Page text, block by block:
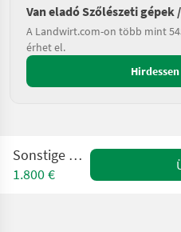
Van eladó Szőlészeti gépek
A Landwirt.com-on több mint
érhet el.
Sonstige MOD A3
1.800 €